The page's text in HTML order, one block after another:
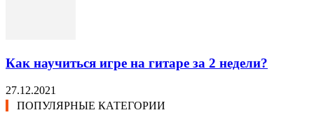
Как научиться игре на гитаре за 2 недели?
27.12.2021
ПОПУЛЯРНЫЕ КАТЕГОРИИ